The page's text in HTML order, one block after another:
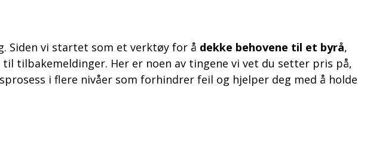
Siden vi startet som et verktøy for å dekke behovene til et byrå,
tilbakemeldinger. Her er noen av tingene vi vet du setter pris på,
i flere nivåer som forhindrer feil og hjelper deg med å holde